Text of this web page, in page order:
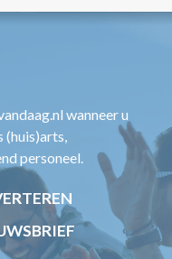
wanneer u
(huis)arts,
personeel.